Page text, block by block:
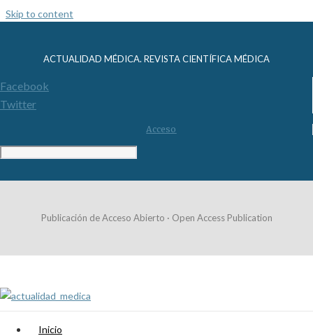
Skip to content
ACTUALIDAD MÉDICA. REVISTA CIENTÍFICA MÉDICA
Facebook
Twitter
Acceso
Publicación de Acceso Abierto · Open Access Publication
Inicio